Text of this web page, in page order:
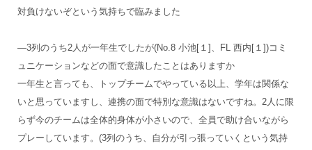
対負けないぞという気持ちで臨みました
―3列のうち2人が一年生でしたが(No.8 小池[１]、FL 西内[１])コミ
ュニケーションなどの面で意識したことはありますか
一年生と言っても、トップチームでやっている以上、学年は関係な
いと思っていますし、連携の面で特別な意識はないですね。2人に限
らず今のチームは全体的身体が小さいので、全員で助け合いながら
プレーしています。(3列のうち、自分が引っ張っていくという気持